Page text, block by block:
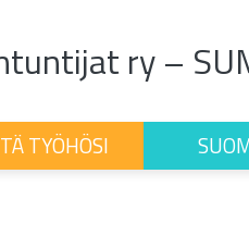
ry –
TYÖHÖSI